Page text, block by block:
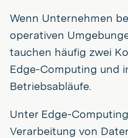
Wenn Unternehmen
operativen
tauchen häufig zwei
Edge-Computing und
Betriebsabläufe.
Unter Edge-
Verarbeitung von